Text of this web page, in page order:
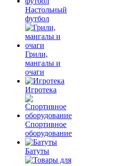
Настольный
футбол
Грили,
мангалы и
очаги
Игротека
Спортивное
оборудование
Батуты